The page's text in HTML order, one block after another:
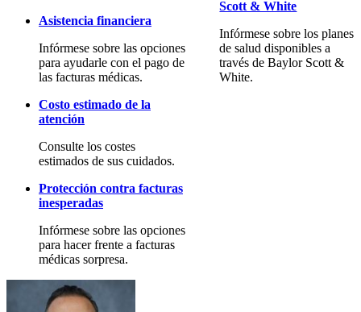
Asistencia financiera
Infórmese sobre las opciones
para ayudarle con el pago de
las facturas médicas.
Costo estimado de la
atención
Consulte los costes
estimados de sus cuidados.
Protección contra facturas
inesperadas
Infórmese sobre las opciones
para hacer frente a facturas
médicas sorpresa.
Scott & White
Infórmese sobre los planes
de salud disponibles a
través de Baylor Scott &
White.